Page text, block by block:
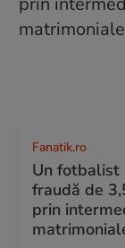
Fanatik.ro
Un fotbalist
fraudă de
prin